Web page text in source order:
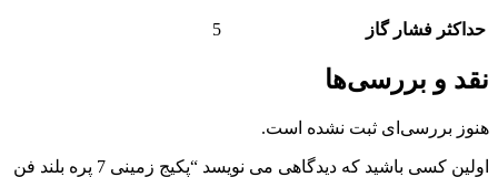
حداکثر فشار گاز 5
نقد و بررسی‌ها
هنوز بررسی‌ای ثبت نشده است.
اولین کسی باشید که دیدگاهی می نویسد “پکیج زمینی 7 پره بلند فن